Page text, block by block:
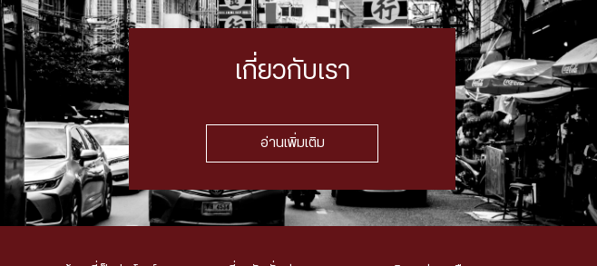
เกี่ยวกับเรา
อ่านเพิ่มเติม